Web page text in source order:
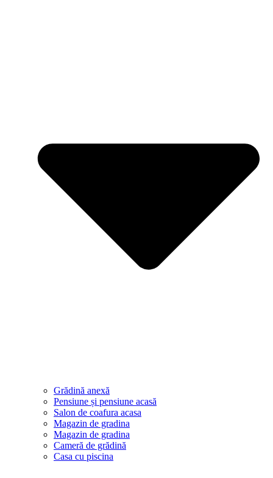
Grădină anexă
Pensiune și pensiune acasă
Salon de coafura acasa
Magazin de gradina
Magazin de gradina
Cameră de grădină
Casa cu piscina